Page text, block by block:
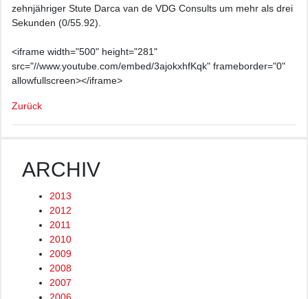
zehnjähriger Stute Darca van de VDG Consults um mehr als drei
Sekunden (0/55.92).
<iframe width="500" height="281"
src="//www.youtube.com/embed/3ajokxhfKqk" frameborder="0"
allowfullscreen></iframe>
Zurück
ARCHIV
2013
2012
2011
2010
2009
2008
2007